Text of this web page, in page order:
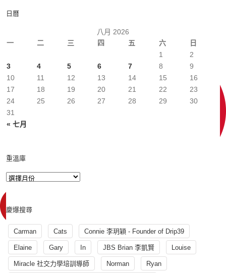
日曆
八月 2026
一
二 三 四 五 六 日
« 七月
1
2
3
4 5 6 7 8
9
10
11 12 13 14 15
16
17
18 19 20 21 22
23
24
25 26 27 28 29
30
31
重溫庫
慶爆搜尋
Carman Cats Connie 李玥穎 - Founder of Drip39
Elaine Gary In JBS Brian 李凱賢 Louise
Miracle 社交力學培訓導師 Norman Ryan